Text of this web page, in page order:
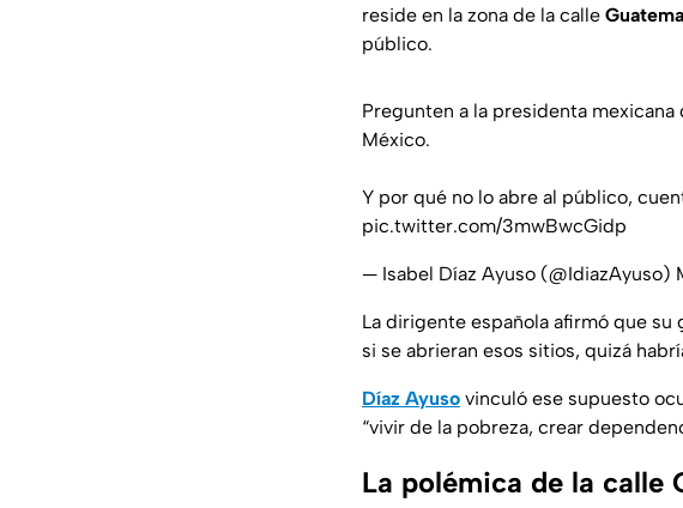
reside en la zona de la calle
público.
Pregunten a la presidenta
México.
Y por qué no lo abre al público,
pic.twitter.com/3mwBwcGidp
— Isabel Díaz Ayuso (@IdiazAyuso)
La dirigente española afirmó que
si se abrieran esos sitios, quizá
Díaz Ayuso vinculó ese supuesto
“vivir de la pobreza, crear
La polémica de la calle